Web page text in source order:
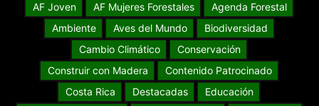
AF Joven AF Mujeres Forestales
Agenda Forestal
Ambiente
Aves del Mundo
Biodiversidad
Cambio Climático
Conservación
Construir con Madera
Contenido Patrocinado
Costa Rica
Destacadas
Educación